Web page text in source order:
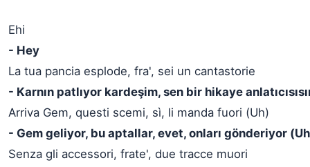
Ehi
- Hey
La tua pancia esplode, fra', sei un cantastorie
- Karnın patlıyor kardeşim, sen bir hikaye
Arriva Gem, questi scemi, sì, li manda fuori (Uh)
- Gem geliyor, bu aptallar, evet, onları gönderiyor
Senza gli accessori, frate', due tracce muori